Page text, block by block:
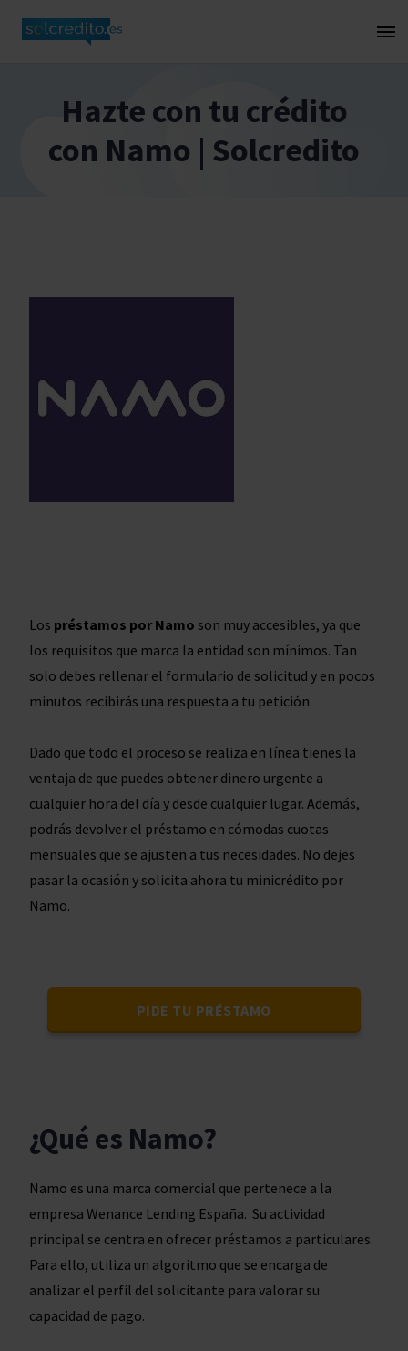
Hazte con tu crédito
con Namo | Solcredito
Los préstamos por Namo son muy accesibles, ya que
los requisitos que marca la entidad son mínimos. Tan
solo debes rellenar el formulario de solicitud y en pocos
minutos recibirás una respuesta a tu petición.
Dado que todo el proceso se realiza en línea tienes la
ventaja de que puedes obtener dinero urgente a
cualquier hora del día y desde cualquier lugar. Además,
podrás devolver el préstamo en cómodas cuotas
mensuales que se ajusten a tus necesidades. No dejes
pasar la ocasión y solicita ahora tu minicrédito por
Namo.
PIDE TU PRÉSTAMO
Namo es una marca comercial que pertenece a la
empresa Wenance Lending España. Su actividad
principal se centra en ofrecer préstamos a particulares.
Para ello, utiliza un algoritmo que se encarga de
analizar el perfil del solicitante para valorar su
capacidad de pago.
¿Qué es Namo?